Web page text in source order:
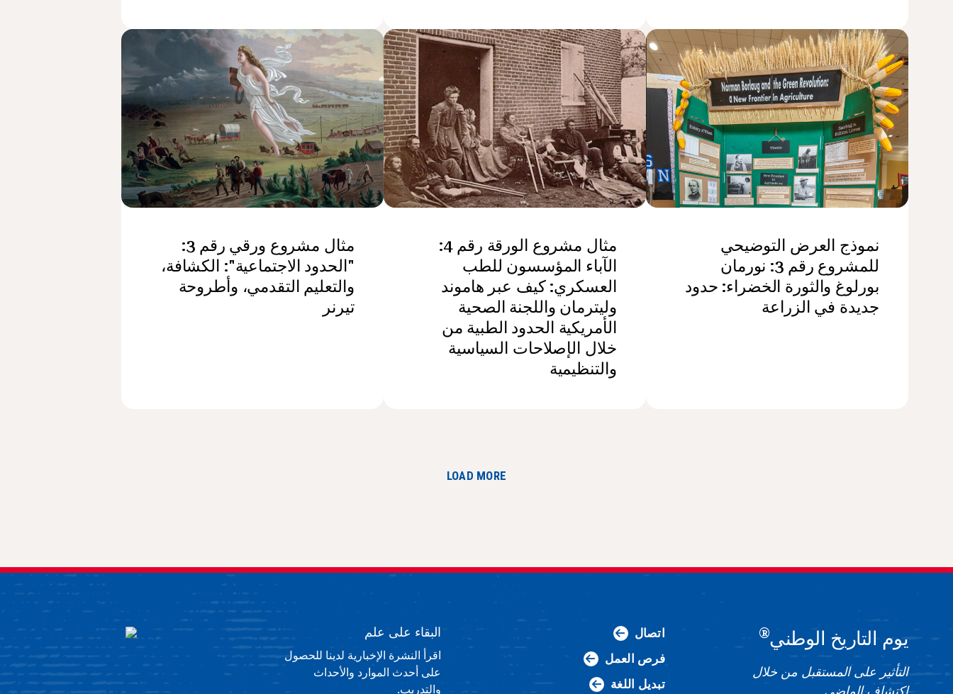
نموذج العرض التوضيحي
للمشروع رقم 3: نورمان
بورلوغ والثورة الخضراء: حدود
جديدة في الزراعة
مثال مشروع الورقة رقم 4:
الآباء المؤسسون للطب
العسكري: كيف عبر هاموند
وليترمان واللجنة الصحية
الأمريكية الحدود الطبية من
خلال الإصلاحات السياسية
والتنظيمية
مثال مشروع ورقي رقم 3:
"الحدود الاجتماعية": الكشافة،
والتعليم التقدمي، وأطروحة
تيرنر
LOAD MORE
يوم التاريخ الوطني®
التأثير على المستقبل من خلال
اكتشاف الماضي
اتصال
فرص العمل
تبديل اللغة
البقاء على علم
اقرأ النشرة الإخبارية لدينا للحصول
على أحدث الموارد والأحداث
والتدريب.